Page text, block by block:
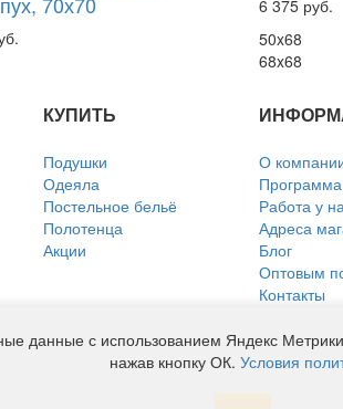
6 375 руб.
50x68
68x68
КУПИТЬ
Подушки
Одеяла
Постельное бельё
Полотенца
Акции
О
Работа у
Адреса
Блог
Оптовым
Контакты
файлов
Согласие
данные с использованием Яндекс
нажав кнопку ОК. Условия